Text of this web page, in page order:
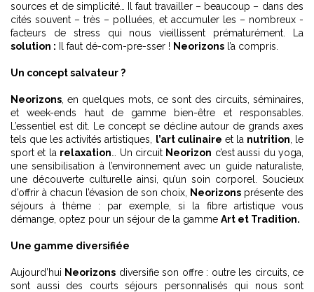
sources et de simplicité… Il faut travailler – beaucoup – dans des
cités souvent – très – polluées, et accumuler les – nombreux -
facteurs de stress qui nous vieillissent prématurément. La
solution : Il faut dé-com-pre-sser ! Neorizons l’a compris.
Un concept salvateur ?
Neorizons , en quelques mots, ce sont des circuits, séminaires,
et week-ends haut de gamme bien-être et responsables.
L’essentiel est dit. Le concept se décline autour de grands axes
tels que les activités artistiques,
l’art culinaire et la nutrition , le
sport et la relaxation … Un circuit Neorizon c’est aussi du yoga,
une sensibilisation à l’environnement avec un guide naturaliste,
une découverte culturelle ainsi, qu’un soin corporel. Soucieux
d’offrir à chacun l’évasion de son choix, Neorizons présente des
séjours à thème : par exemple, si la fibre artistique vous
démange, optez pour un séjour de la gamme Art et Tradition.
Une gamme diversifiée
Aujourd’hui Neorizons diversifie son offre : outre les circuits, ce
sont aussi des courts séjours personnalisés qui nous sont